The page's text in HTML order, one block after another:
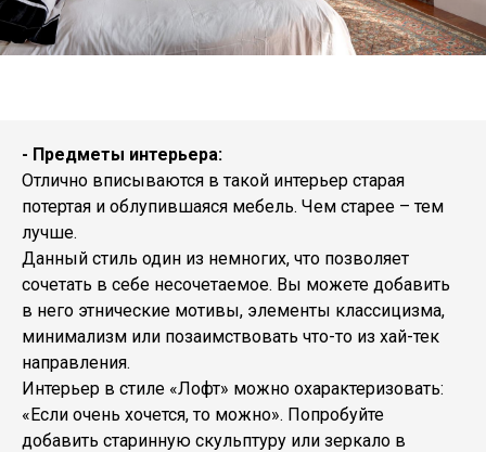
- Предметы интерьера:
Отлично вписываются в такой интерьер старая
потертая и облупившаяся мебель. Чем старее – тем
лучше.
Данный стиль один из немногих, что позволяет
сочетать в себе несочетаемое. Вы можете добавить
в него этнические мотивы, элементы классицизма,
минимализм или позаимствовать что-то из хай-тек
направления.
Интерьер в стиле «Лофт» можно охарактеризовать:
«Если очень хочется, то можно». Попробуйте
добавить старинную скульптуру или зеркало в